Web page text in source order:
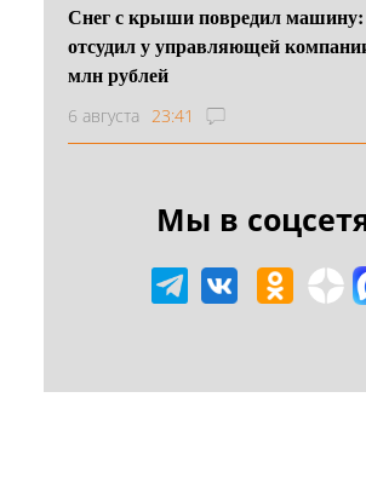
Снег с крыши повредил машину:
отсудил у управляющей
млн рублей
6 августа 23:41
Мы в